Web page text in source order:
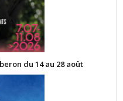
du 14 au 28 août